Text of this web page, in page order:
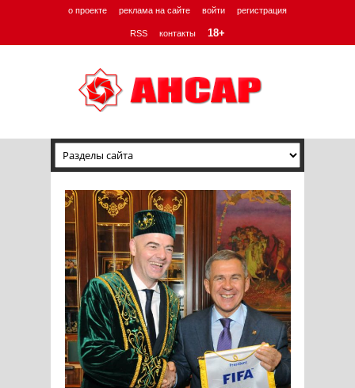
о проекте реклама на сайте войти регистрация
RSS контакты 18+